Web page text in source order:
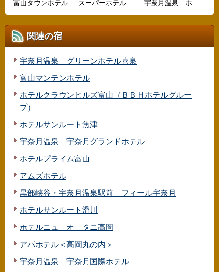
富山タウンホテル スーパーホテル高岡駅南 宇奈月温泉 ホテル桃源
関連の宿
宇奈月温泉 グリーンホテル喜泉
富山マンテンホテル
ホテルクラウンヒルズ富山（ＢＢＨホテルグルー
プ）
ホテルサンルート魚津
宇奈月温泉 宇奈月グランドホテル
ホテルプライム富山
アムズホテル
黒部峡谷・宇奈月温泉駅前 フィール宇奈月
ホテルサンルート滑川
ホテルニューオータニ高岡
アパホテル＜高岡丸の内＞
宇奈月温泉 宇奈月国際ホテル